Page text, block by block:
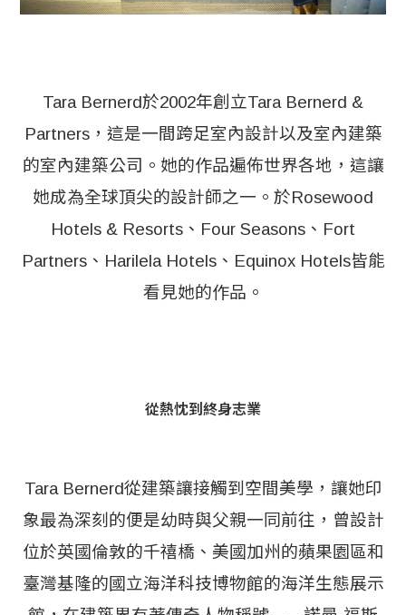
Tara Bernerd於2002年創立Tara Bernerd &
Partners，這是一間跨足室內設計以及室內建築
的室內建築公司。她的作品遍佈世界各地，這讓
她成為全球頂尖的設計師之一。於Rosewood
Hotels & Resorts、Four Seasons、Fort
Partners、Harilela Hotels、Equinox Hotels皆能
看見她的作品。
從熱忱到終身志業
Tara Bernerd從建築讓接觸到空間美學，讓她印
象最為深刻的便是幼時與父親一同前往，曾設計
位於英國倫敦的千禧橋、美國加州的蘋果園區和
臺灣基隆的國立海洋科技博物館的海洋生態展示